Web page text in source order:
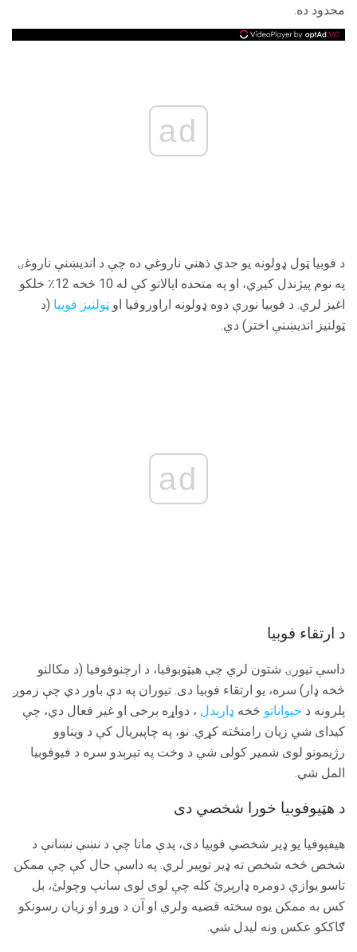
محدود ده.
ad
د فوبیا ټول ډولونه یو جدي ذهني ناروغي ده چې د اندیښنې ناروغۍ
په نوم پیژندل کیږي، او په متحده ایالاتو کې له 10 څخه 12٪ خلکو
اغیز لري. د فوبیا نورې دوه ډولونه اراوروفیا او ټولنیز فوبیا (د
ټولنیز اندیښنې اختر) دي.
ad
د ارتقاء فوبیا
داسې تیورۍ شتون لري چې هیټوبوفیا، د ارچنوفوفیا (د مکالنو
څخه ډار) سره، یو ارتقاء فوبیا دی. تیوران په دې باور دي چې زموږ
پلرونه د حیواناتو څخه ډارېدل ، دواړه برخی او غیر فعال دي، چې
کیدای شي زیان رامنځته کړي. نو، په چاپیریال کې د ویناوو
رژیمونو لوی شمیر کولی شي د وخت په تېرېدو سره د فیوفوبیا
المل شي.
د هټیوفوبیا خورا شخصي دی
هیفپوفیا یو ډیر شخصي فوبیا دی، پدې مانا چې د نښې نښانې د
شخص څخه شخص ته ډیر توپیر لري. په داسې حال کې چې ممکن
تاسو یوازې دومره ډارېږئ کله چې لوی لوی سانپ وچولئ، بل
کس به ممکن یوه سخته قضیه ولري او آن د وړو او زیان رسونکو
ګاککو عکس ونه لیدل شي.